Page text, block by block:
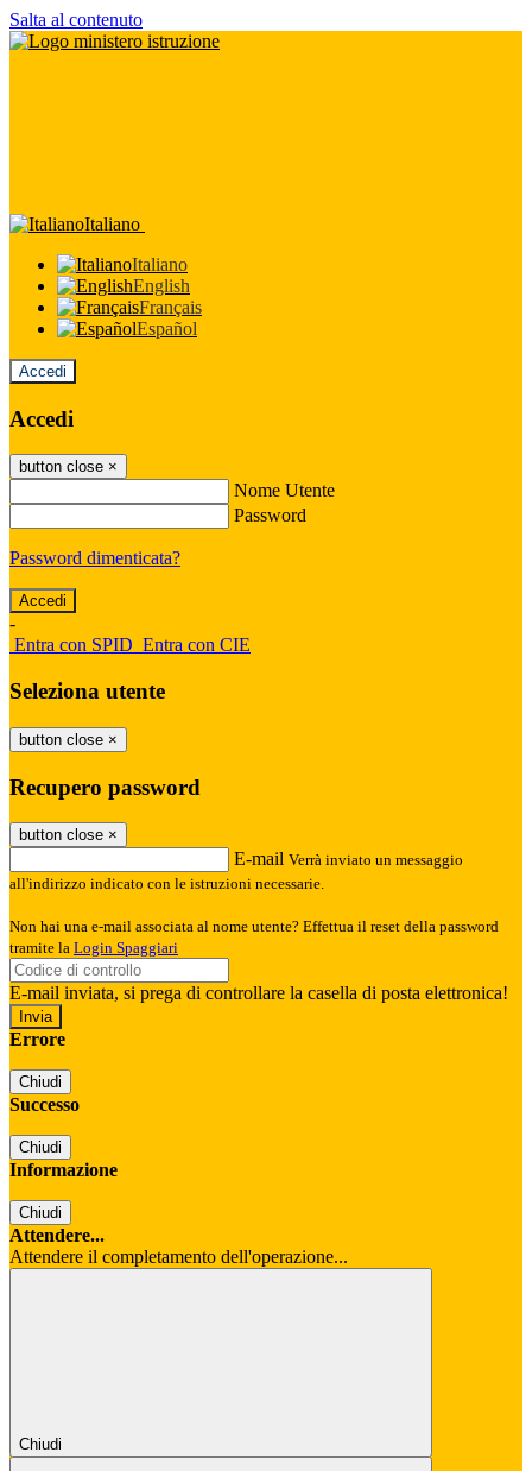
Salta al contenuto
Italiano
Italiano
English
Français
Español
Accedi
Accedi
button close ×
Nome Utente
Password
Password dimenticata?
-
Entra con SPID Entra con CIE
Seleziona utente
button close ×
Recupero password
button close ×
E-mail Verrà inviato un messaggio
all'indirizzo indicato con le istruzioni necessarie.
Non hai una e-mail associata al nome utente? Effettua il reset della password
tramite la Login Spaggiari
E-mail inviata, si prega di controllare la casella di posta elettronica!
Errore
Chiudi
Successo
Chiudi
Informazione
Chiudi
Attendere...
Attendere il completamento dell'operazione...
Chiudi